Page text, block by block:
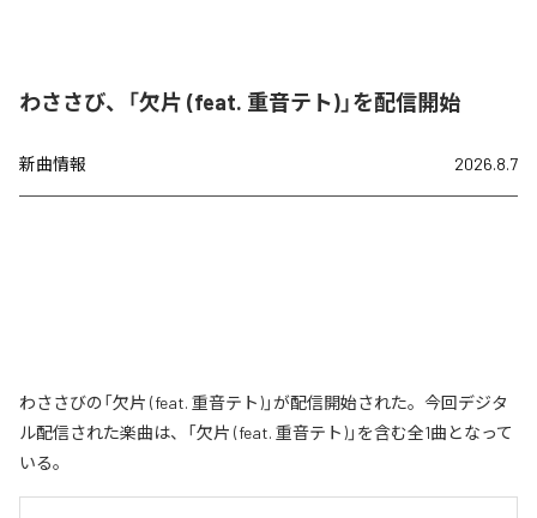
わささび、「欠片 (feat. 重音テト)」を配信開始
新曲情報 2026.8.7
わささびの「欠片 (feat. 重音テト)」が配信開始された。今回デジタ
ル配信された楽曲は、「欠片 (feat. 重音テト)」を含む全1曲となって
いる。